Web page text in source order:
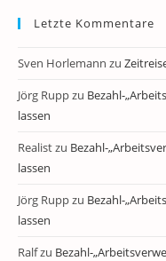
Letzte Kommentare
Sven Horlemann zu
Jörg Ruppzu Bezahl-
lassen
Realistzu Bezahl-
lassen
Jörg Ruppzu Bezahl-
lassen
Ralfzu Bezahl-